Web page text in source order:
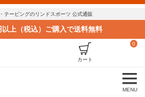
テーピングのリンドスポーツ 公式通販
上（税込）ご購入で送料無料
0
カート
MENU